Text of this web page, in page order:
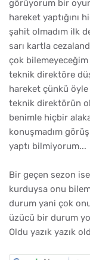
görüyorum bir
hareket yaptığını
şahit olmadım ilk
sarı kartla
çok
teknik direktöre
hareket çünkü
teknik direktörün
benimle hiçbir
konuşmadım
yaptı bilmiyorum...
Bir geçen sezon
kurduysa onu
durum yani çok
üzücü bir durum
Oldu yazık yazık